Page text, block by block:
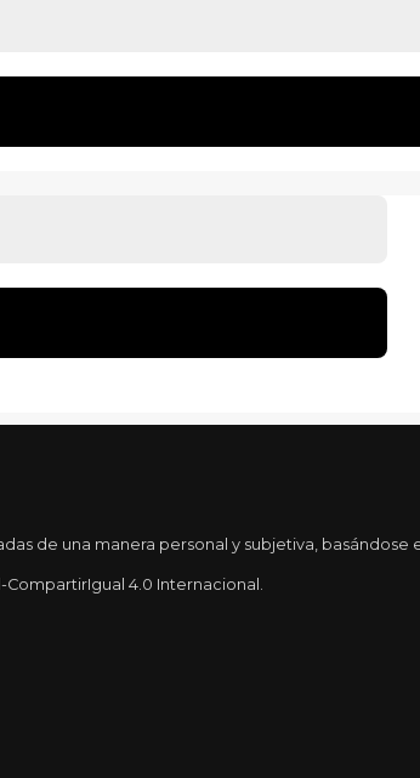
de una manera personal y subjetiva, basándose
4.0 Internacional.